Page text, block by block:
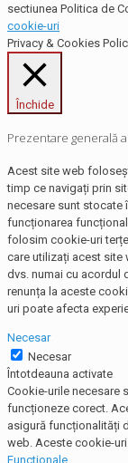
sectiunea Politica de
cookie-uri
Privacy & Cookies
Închide
Prezentare generală
Acest site web
timp ce navigați prin
necesare sunt stocate
funcționarea
folosim cookie-uri
care utilizați acest site
dvs. numai cu acordul
renunța la aceste
uri poate afecta
Necesar
Necesar
Întotdeauna activate
Cookie-urile necesare
funcționeze corect.
asigură funcționalități
web. Aceste cookie-
Functionale